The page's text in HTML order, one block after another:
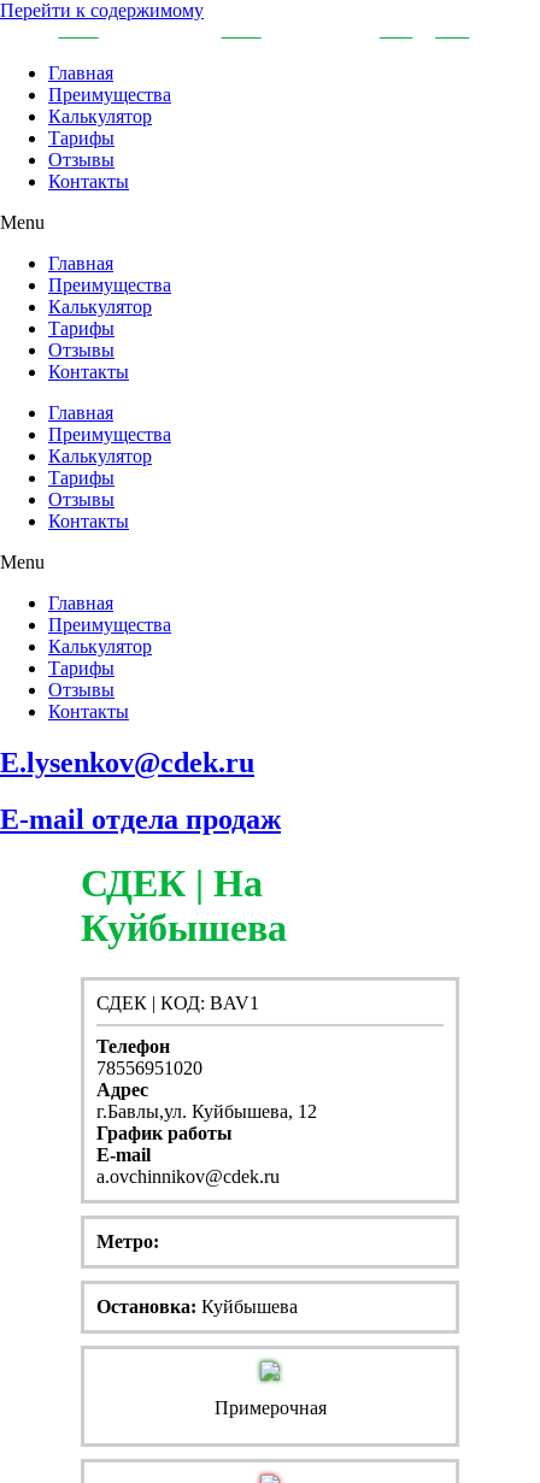
Перейти к содержимому
Главная
Преимущества
Калькулятор
Тарифы
Отзывы
Контакты
Menu
Главная
Преимущества
Калькулятор
Тарифы
Отзывы
Контакты
Главная
Преимущества
Калькулятор
Тарифы
Отзывы
Контакты
Menu
Главная
Преимущества
Калькулятор
Тарифы
Отзывы
Контакты
E.lysenkov@cdek.ru
E-mail отдела продаж
СДЕК | На
Куйбышева
СДЕК | КОД: BAV1
Телефон
78556951020
Адрес
г.Бавлы,ул. Куйбышева, 12
График работы
E-mail
a.ovchinnikov@cdek.ru
Метро:
Остановка: Куйбышева
Примерочная